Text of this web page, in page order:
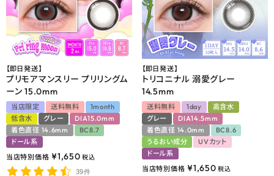
【即日発送】
プリモアマンスリー プリリングム
ーン 15.0mm
当店限定 送料無料
1month
低含水
グレー
DIA15.0mm
着色直径 14.6mm
BC8.7
ドール系
当店特別価格 ¥1,650 税込
39件
【即日発送】
トリコニナル 溺愛グレー
14.5mm
送料無料 1day
高含水
グレー
DIA14.5mm
着色直径 14.0mm
BC8.6
うるおい成分
UVカット
ドール系
当店特別価格 ¥1,650 税込